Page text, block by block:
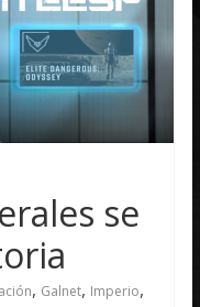
se
, Galnet, Imperio,